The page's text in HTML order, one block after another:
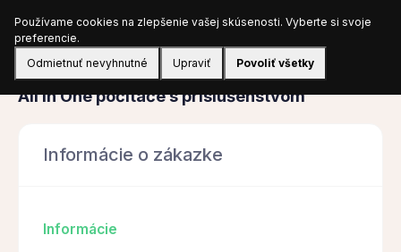
Prihlásiť sa
Obstarávanie
All in One počítače s príslušenstvom
Informácie o zákazke
Informácie
Používame cookies na zlepšenie vašej skúsenosti. Vyberte si svoje
preferencie.
Odmietnuť nevyhnutné
Upraviť Povoliť všetky